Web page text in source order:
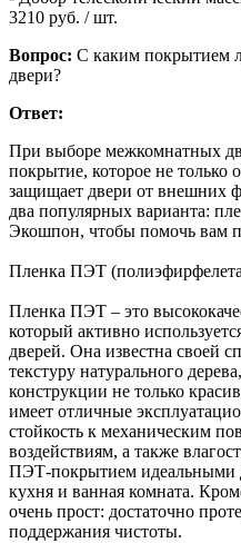
3210 руб. / шт.
Вопрос: С каким покрытием
двери?
Ответ:
При выборе межкомнатных
покрытие, которое не только
защищает двери от внешних
два популярных варианта:
Экошпон, чтобы помочь вам
Пленка ПЭТ
Пленка ПЭТ – это
который активно
дверей. Она известна своей
текстуру натурального
конструкции не только
имеет отличные
стойкость к механическим
воздействиям, а также
ПЭТ-покрытием идеальными
кухня и ванная комната.
очень прост: достаточно
поддержания чистоты.